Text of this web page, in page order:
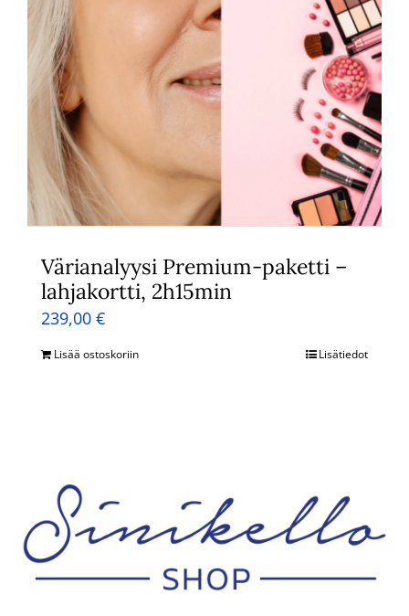
Värianalyysi Premium-paketti –
lahjakortti, 2h15min
239,00 €
Lisää ostoskoriin Lisätiedot